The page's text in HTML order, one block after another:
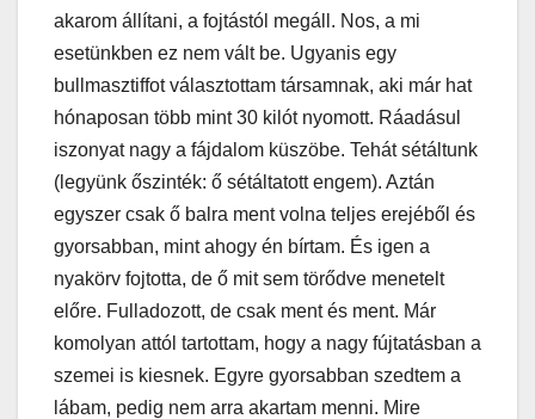
akarom állítani, a fojtástól megáll. Nos, a mi
esetünkben ez nem vált be. Ugyanis egy
bullmasztiffot választottam társamnak, aki már hat
hónaposan több mint 30 kilót nyomott. Ráadásul
iszonyat nagy a fájdalom küszöbe. Tehát sétáltunk
(legyünk őszinték: ő sétáltatott engem). Aztán
egyszer csak ő balra ment volna teljes erejéből és
gyorsabban, mint ahogy én bírtam. És igen a
nyakörv fojtotta, de ő mit sem törődve menetelt
előre. Fulladozott, de csak ment és ment. Már
komolyan attól tartottam, hogy a nagy fújtatásban a
szemei is kiesnek. Egyre gyorsabban szedtem a
lábam, pedig nem arra akartam menni. Mire